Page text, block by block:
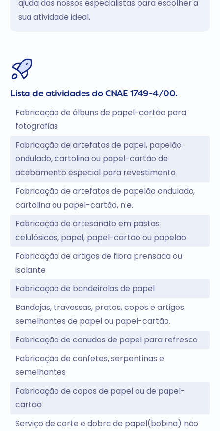
ajuda dos nossos especialistas para escolher a
sua atividade ideal.
Lista de atividades do CNAE 1749-4/00.
Fabricação de álbuns de papel-cartão para
fotografias
Fabricação de artefatos de papel, papelão
ondulado, cartolina ou papel-cartão de
acabamento especial para revestimento
Fabricação de artefatos de papelão ondulado,
cartolina ou papel-cartão, n.e.
Fabricação de artesanato em pastas
celulósicas, papel, papel-cartão ou papelão
Fabricação de artigos de fibra prensada ou
isolante
Fabricação de bandeirolas de papel
Bandejas, travessas, pratos, copos e artigos
semelhantes de papel ou papel-cartão.
Fabricação de canudos de papel para refresco
Fabricação de confetes, serpentinas e
semelhantes
Fabricação de copos de papel ou de papel-
cartão
Serviço de corte e dobra de papel(bobina) não